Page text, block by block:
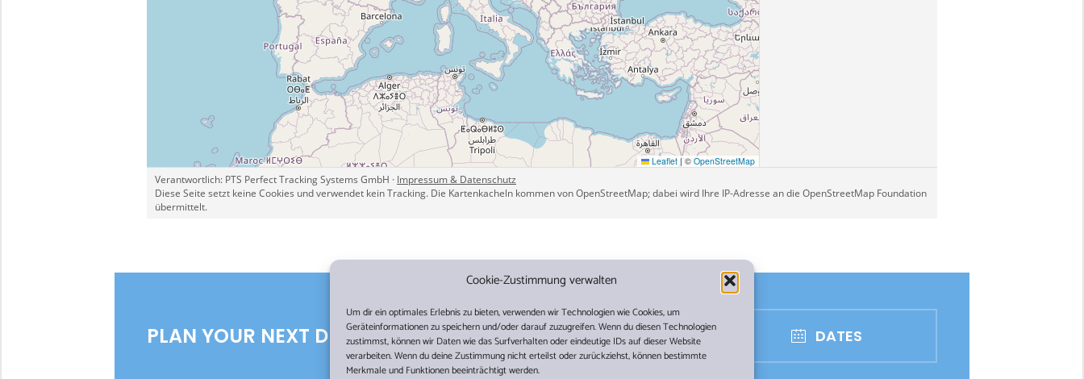
Cookie-Zustimmung verwalten
Um dir ein optimales Erlebnis zu bieten, verwenden wir Technologien wie Cookies, um
Geräteinformationen zu speichern und/oder darauf zuzugreifen. Wenn du diesen Technologien
zustimmst, können wir Daten wie das Surfverhalten oder eindeutige IDs auf dieser Website
verarbeiten. Wenn du deine Zustimmung nicht erteilst oder zurückziehst, können bestimmte
Merkmale und Funktionen beeinträchtigt werden.
PLAN YOUR NEXT DREAM HOLIDAY TODAY DATES